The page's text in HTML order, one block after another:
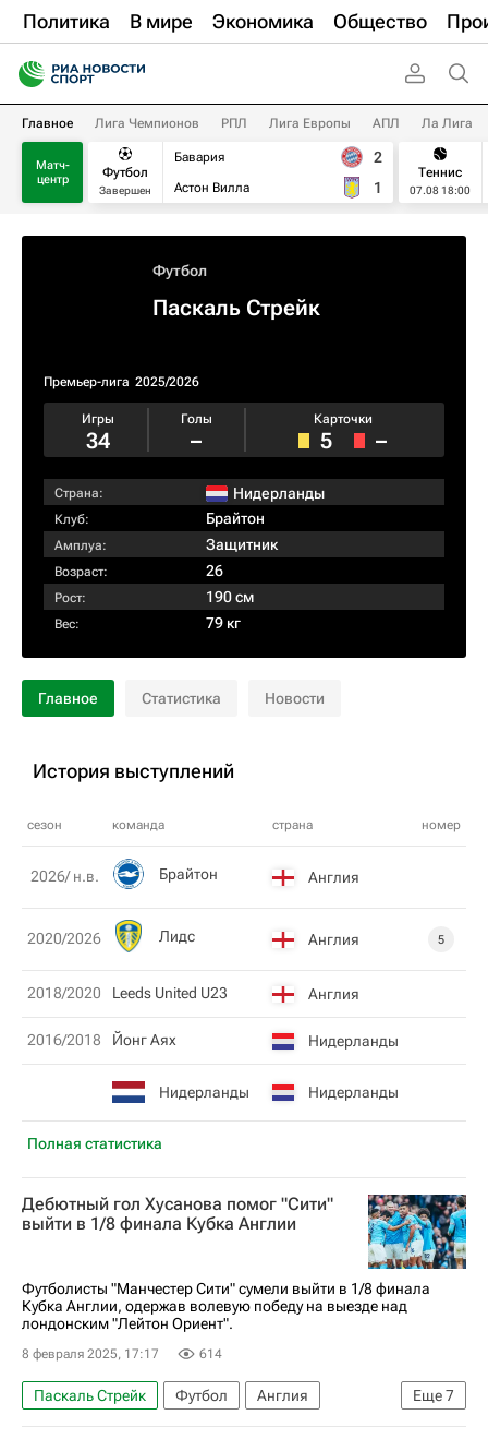
Политика В мире Экономика Общество
Главное Лига Чемпионов РПЛ Лига Европы АПЛ Ла Лига
Матч-
центр
Футбол
Завершен
Бавария
Астон Вилла
2
1
Теннис
07.08 18:00
Футбол
Паскаль Стрейк
Премьер-лига 2025/2026
Игры
34
Голы
–
Карточки
5 –
Страна: Нидерланды
Клуб: Брайтон
Амплуа: Защитник
Возраст: 26
Рост: 190 см
Вес: 79 кг
Главное Статистика Новости
История выступлений
сезон команда страна номер
Полная статистика
2026/ н.в. Брайтон Англия
2020/2026 Лидс Англия 5
2018/2020 Leeds United U23 Англия
2016/2018 Йонг Аях Нидерланды
Нидерланды Нидерланды
Дебютный гол Хусанова помог "Сити"
выйти в 1/8 финала Кубка Англии
Футболисты "Манчестер Сити" сумели выйти в 1/8 финала
Кубка Англии, одержав волевую победу на выезде над
лондонским "Лейтон Ориент".
8 февраля 2025, 17:17 614
Еще7
Паскаль Стрейк Футбол
Англия
Великобритания
Штефан Ортега